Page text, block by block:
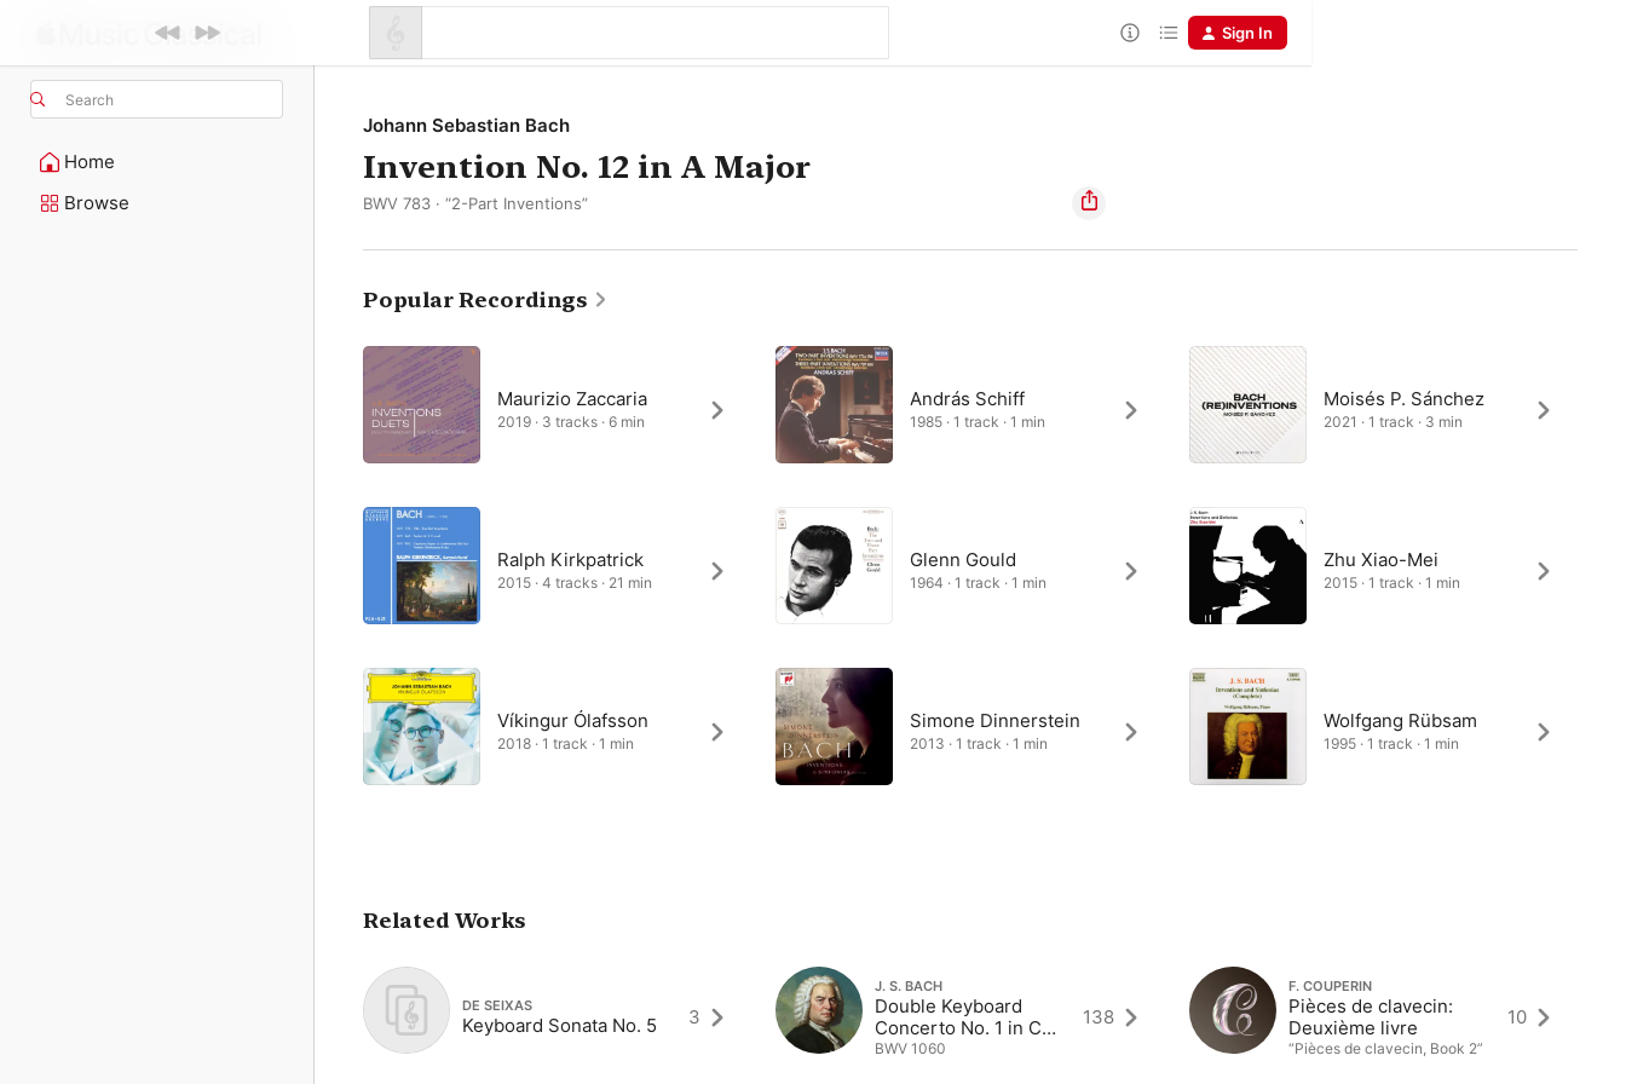
Search
Home
Browse
Sign In
Johann Sebastian Bach
Invention No. 12 in A Major
BWV 783 · “2-Part Inventions”
Popular Recordings
Maurizio Zaccaria
2019 · 3 tracks · 6 min
Ralph Kirkpatrick
2015 · 4 tracks · 21 min
Víkingur Ólafsson
2018 · 1 track · 1 min
András Schiff
1985 · 1 track · 1 min
Glenn Gould
1964 · 1 track · 1 min
Simone Dinnerstein
2013 · 1 track · 1 min
Moisés P. Sánchez
2021 · 1 track · 3 min
Zhu Xiao-Mei
2015 · 1 track · 1 min
Wolfgang Rübsam
1995 · 1 track · 1 min
Related Works
DE SEIXAS
Keyboard Sonata No. 5 3
J. S. BACH
Double Keyboard
Concerto No. 1 in C
Minor
BWV 1060
138
F. COUPERIN
Pièces de clavecin:
Deuxième livre
“Pièces de clavecin, Book 2”
10